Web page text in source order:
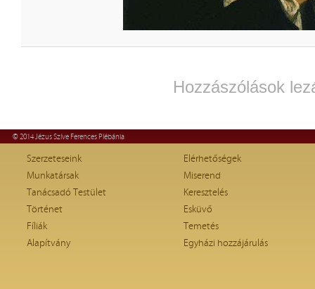
Hozzászólások
© 2014 Jézus Szíve Ferences Plébánia
Szerzeteseink
Munkatársak
Tanácsadó Testület
Történet
Fíliák
Alapítvány
Elérhetőségek
Miserend
Keresztelés
Esküvő
Temetés
Egyházi hozzájárulás